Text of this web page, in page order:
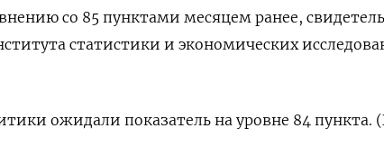
со 85 пунктами месяцем ранее,
статистики и экономических
ожидали показатель на уровне 84 пункта.